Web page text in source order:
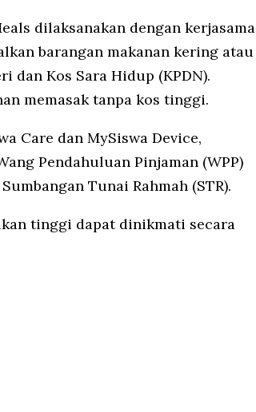
dilaksanakan dengan kerjasama
barangan makanan kering atau
dan Kos Sara Hidup (KPDN).
memasak tanpa kos tinggi.
Care dan MySiswa Device,
Pendahuluan Pinjaman (WPP)
Tunai Rahmah (STR).
tinggi dapat dinikmati secara